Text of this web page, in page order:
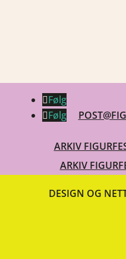
Følg
Følg
ARKIV
ARKIV
DESIGN OG